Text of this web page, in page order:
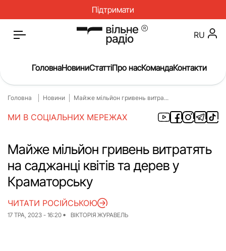
Підтримати
Головна
Новини
Окупація
Про нас
Війна
Гроші
Освіта
Інструкції
ЖКГ
RU
ГоловнаНовиниСтаттіПро насКомандаКонтакти
Головна Новини Майже мільйон гривень витра...
МИ В СОЦІАЛЬНИХ МЕРЕЖАХ
Майже мільйон гривень витратять
на саджанці квітів та дерев у
Краматорську
17 ТРА, 2023 - 16:20 ВІКТОРІЯ ЖУРАВЕЛЬ
ЧИТАТИ РОСІЙСЬКОЮ